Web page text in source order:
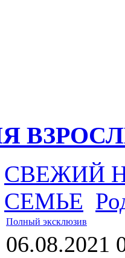
СВЕЖИЙ
СЕМЬЕ
Полный эксклюзив
06.08.2021